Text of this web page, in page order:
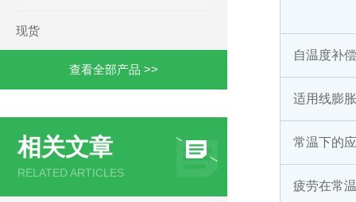
现货
查看全部产品 >>
相关文章
RELATED ARTICLES
自温度补
适用线膨
常温下的
疲劳在常